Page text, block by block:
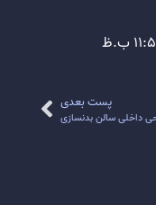
ب.ظ
پست بعدی
داخلی سالن بدنسازی